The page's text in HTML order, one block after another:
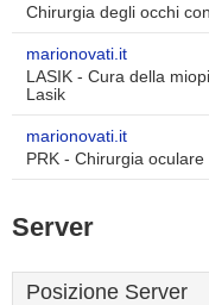
Chirurgia degli occhi
marionovati.it
LASIK - Cura della
Lasik
marionovati.it
PRK - Chirurgia
Server
Posizione Server